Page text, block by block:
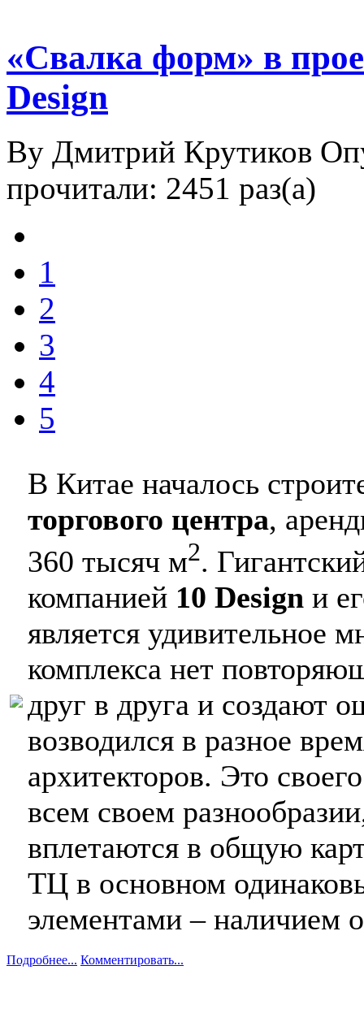
«Свалка форм» в
Design
By Дмитрий Крутиков
прочитали: 2451 раз(а)
1
2
3
4
5
В Китае началось
торгового центра,
360 тысяч м2.
компанией 10 Design и
является удивительное
комплекса нет
друг в друга и создают
возводился в разное
архитекторов. Это
всем своем
вплетаются в общую
ТЦ в основном
элементами – наличием
Подробнее... Комментировать...